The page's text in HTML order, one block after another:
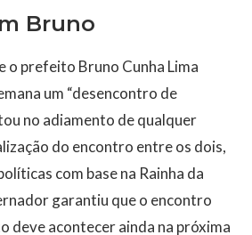
Bruno
o prefeito Bruno Cunha Lima
um “desencontro de
no adiamento de qualquer
do encontro entre os dois,
com base na Rainha da
garantiu que o encontro
deve acontecer ainda na próxima